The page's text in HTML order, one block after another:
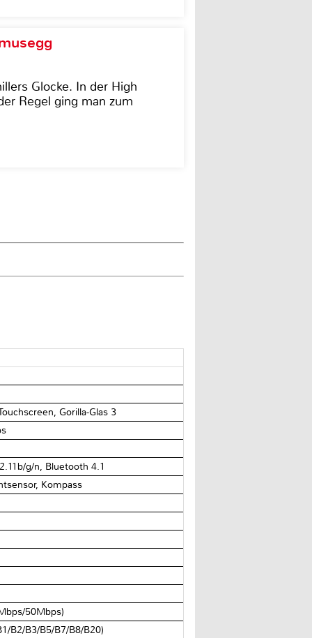
Glocke. In der High
Regel ging man zum
Gorilla-Glas 3
​g/​n, Bluetooth 4.1
Kompass
​50Mbps)
​B2/​B3/​B5/​B7/​B8/​B20)